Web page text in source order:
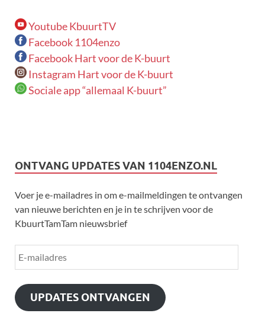
Youtube KbuurtTV
Facebook 1104enzo
Facebook Hart voor de K-buurt
Instagram Hart voor de K-buurt
Sociale app “allemaal K-buurt”
ONTVANG UPDATES VAN 1104ENZO.NL
Voer je e-mailadres in om e-mailmeldingen te ontvangen
van nieuwe berichten en je in te schrijven voor de
KbuurtTamTam nieuwsbrief
UPDATES ONTVANGEN